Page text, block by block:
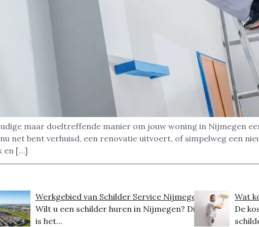
maar doeltreffende manier om jouw woning in Nijmegen
net bent verhuisd, een renovatie uitvoert, of simpelweg een
en […]
Werkgebied van Schilder Service Nijmegen
Wilt u een schilder huren in Nijmegen? Dit
is het...
Wat
De